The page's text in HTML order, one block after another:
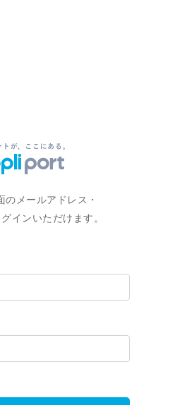
のメールアドレス・
インいただけます。